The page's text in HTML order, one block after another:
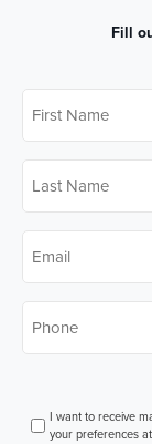
Fill
Name *
Name *
I want to receive
your preferences